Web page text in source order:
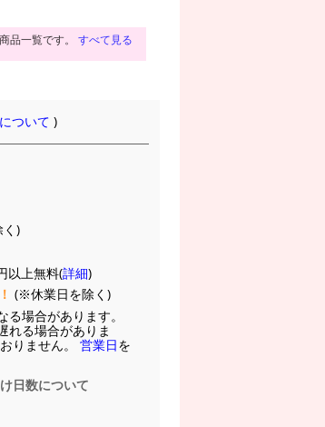
品一覧です。 すべて見る
ついて )
)
以上無料(詳細)
(※休業日を除く)
場合があります。
れる場合がありま
りません。 営業日を
日数について